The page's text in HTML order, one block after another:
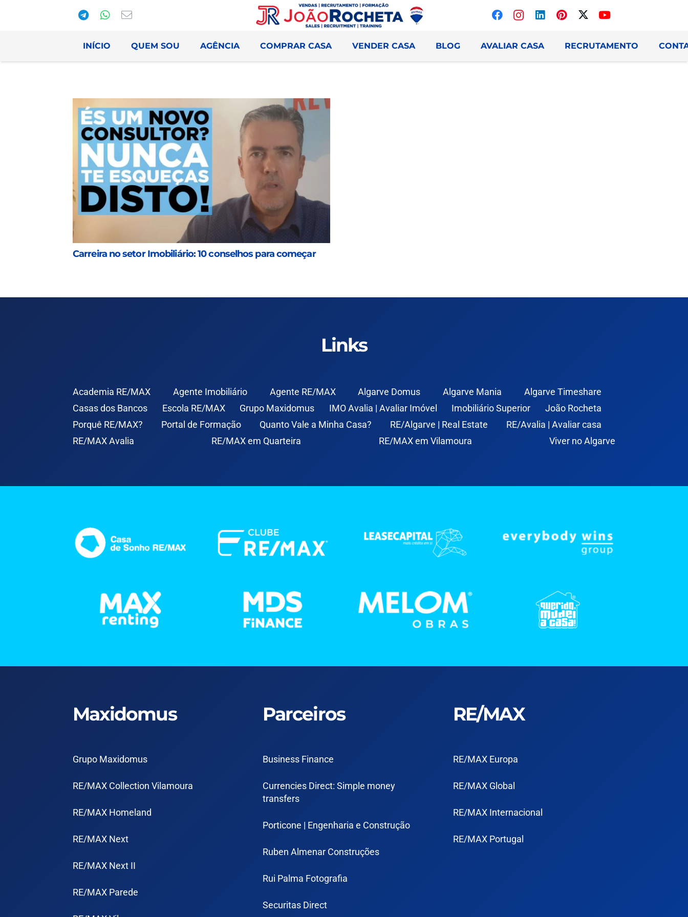
INÍCIO QUEM SOU AGÊNCIA COMPRAR CASA VENDER CASA BLOG AVALIAR CASA RECRUTAMENTO
Carreira no setor Imobiliário: 10 conselhos para começar
Links
Academia RE/MAX Agente Imobiliário Agente RE/MAX Algarve Domus Algarve Mania
Algarve Timeshare
Casas dos Bancos
Escola RE/MAX Grupo Maxidomus IMO Avalia | Avaliar Imóvel Imobiliário Superior
João Rocheta
Porquê RE/MAX?
Portal de Formação Quanto Vale a Minha Casa? RE/Algarve | Real Estate
RE/Avalia | Avaliar casa
RE/MAX Avalia
RE/MAX em Quarteira RE/MAX em Vilamoura Viver no Algarve
Maxidomus
Grupo Maxidomus
RE/MAX Collection Vilamoura
RE/MAX Homeland
RE/MAX Next
RE/MAX Next II
RE/MAX Parede
Parceiros
Business Finance
Currencies Direct: Simple money
transfers
Porticone | Engenharia e Construção
Ruben Almenar Construções
Rui Palma Fotografia
Securitas Direct
RE/MAX
RE/MAX Europa
RE/MAX Global
RE/MAX Internacional
RE/MAX Portugal